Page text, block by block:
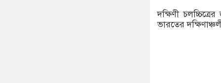
দক্ষিণী
ভারতের